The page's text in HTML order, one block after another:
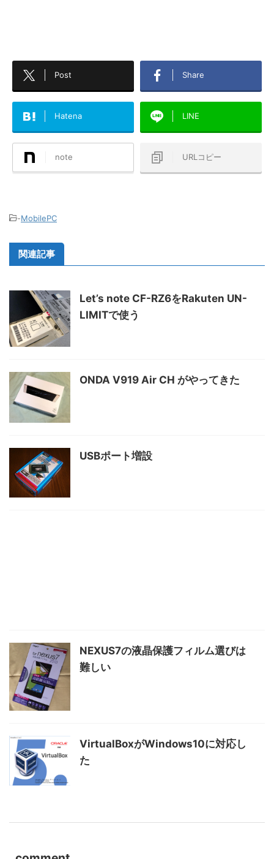
Post Share
Hatena LINE
note URLコピー
-MobilePC
関連記事
Let’s note CF-RZ6をRakuten UN-
LIMITで使う
ONDA V919 Air CH がやってきた
USBポート増設
NEXUS7の液晶保護フィルム選びは
難しい
VirtualBoxがWindows10に対応し
た